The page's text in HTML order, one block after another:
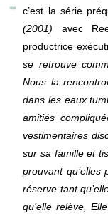
c’est la série
(2001) avec
productrice
se retrouve
Nous la
dans les eaux
amitiés
vestimentaires
sur sa famille et
prouvant
réserve tant
qu’elle relève,